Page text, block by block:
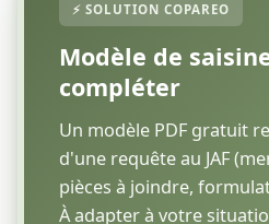
Modèle de
compléter
Un modèle PDF gratuit
d'une requête au JAF
pièces à joindre,
À adapter à votre